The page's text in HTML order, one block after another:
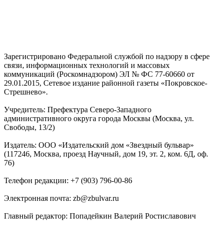
Зарегистрировано Федеральной службой по надзору в сфере
связи, информационных технологий и массовых
коммуникаций (Роскомнадзором) ЭЛ № ФС 77-60660 от
29.01.2015, Сетевое издание районной газеты «Покровское-
Стрешнево».
Учредитель: Префектура Северо-Западного
административного округа города Москвы (Москва, ул.
Свободы, 13/2)
Издатель: ООО «Издательский дом «Звездный бульвар»
(117246, Москва, проезд Научный, дом 19, эт. 2, ком. 6Д, оф.
76)
Телефон редакции: +7 (903) 796-00-86
Электронная почта: zb@zbulvar.ru
Главный редактор: Попадейкин Валерий Ростиславович